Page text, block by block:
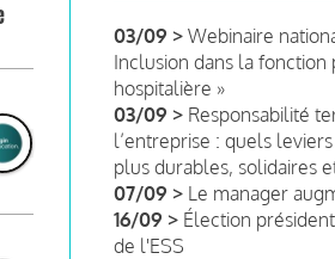
03/09 > Webinaire
Inclusion dans la fonction
hospitalière »
03/09 > Responsabilité
l’entreprise : quels
plus durables, solidaires
07/09 > Le manager
16/09 > Élection
de l'ESS